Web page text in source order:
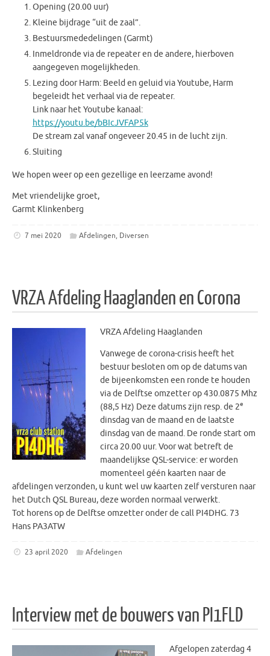
Opening (20.00 uur)
Kleine bijdrage “uit de zaal”.
Bestuursmededelingen (Garmt)
Inmeldronde via de repeater en de andere, hierboven
aangegeven mogelijkheden.
Lezing door Harm: Beeld en geluid via Youtube, Harm
begeleidt het verhaal via de repeater.
Link naar het Youtube kanaal:
https://youtu.be/bBIcJVFAP5k
De stream zal vanaf ongeveer 20.45 in de lucht zijn.
Sluiting
We hopen weer op een gezellige en leerzame avond!
Met vriendelijke groet,
Garmt Klinkenberg
7 mei 2020 Afdelingen, Diversen
VRZA Afdeling Haaglanden en Corona
VRZA Afdeling Haaglanden
Vanwege de corona-crisis heeft het
bestuur besloten om op de datums van
de bijeenkomsten een ronde te houden
via de Delftse omzetter op 430.0875 Mhz
(88,5 Hz) Deze datums zijn resp. de 2e
dinsdag van de maand en de laatste
dinsdag van de maand. De ronde start om
circa 20.00 uur. Voor wat betreft de
maandelijkse QSL-service: er worden
momenteel géén kaarten naar de
afdelingen verzonden, u kunt wel uw kaarten zelf versturen naar
het Dutch QSL Bureau, deze worden normaal verwerkt.
Tot horens op de Delftse omzetter onder de call PI4DHG. 73
Hans PA3ATW
23 april 2020 Afdelingen
Interview met de bouwers van PI1FLD
Afgelopen zaterdag 4